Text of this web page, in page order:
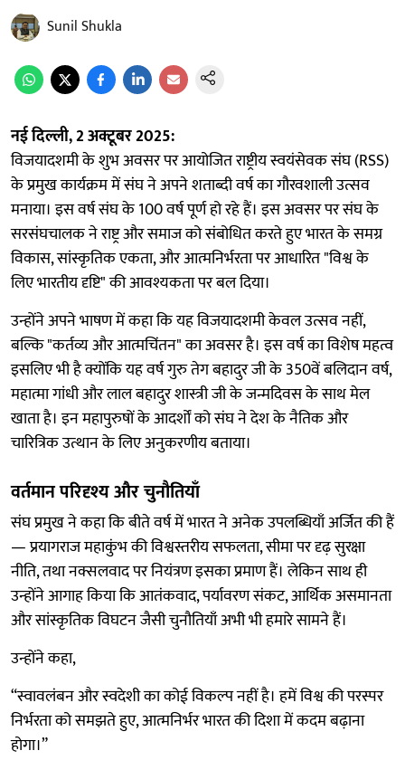
Sunil Shukla
नई दिल्ली, 2 अक्टूबर 2025:
विजयादशमी के शुभ अवसर पर आयोजित राष्ट्रीय स्वयंसेवक संघ (RSS)
के प्रमुख कार्यक्रम में संघ ने अपने शताब्दी वर्ष का गौरवशाली उत्सव
मनाया। इस वर्ष संघ के 100 वर्ष पूर्ण हो रहे हैं। इस अवसर पर संघ के
सरसंघचालक ने राष्ट्र और समाज को संबोधित करते हुए भारत के समग्र
विकास, सांस्कृतिक एकता, और आत्मनिर्भरता पर आधारित "विश्व के
लिए भारतीय दृष्टि" की आवश्यकता पर बल दिया।
उन्होंने अपने भाषण में कहा कि यह विजयादशमी केवल उत्सव नहीं,
बल्कि "कर्तव्य और आत्मचिंतन" का अवसर है। इस वर्ष का विशेष महत्व
इसलिए भी है क्योंकि यह वर्ष गुरु तेग बहादुर जी के 350वें बलिदान वर्ष,
महात्मा गांधी और लाल बहादुर शास्त्री जी के जन्मदिवस के साथ मेल
खाता है। इन महापुरुषों के आदर्शों को संघ ने देश के नैतिक और
चारित्रिक उत्थान के लिए अनुकरणीय बताया।
वर्तमान परिदृश्य और चुनौतियाँ
संघ प्रमुख ने कहा कि बीते वर्ष में भारत ने अनेक उपलब्धियाँ अर्जित की हैं
— प्रयागराज महाकुंभ की विश्वस्तरीय सफलता, सीमा पर दृढ़ सुरक्षा
नीति, तथा नक्सलवाद पर नियंत्रण इसका प्रमाण हैं। लेकिन साथ ही
उन्होंने आगाह किया कि आतंकवाद, पर्यावरण संकट, आर्थिक असमानता
और सांस्कृतिक विघटन जैसी चुनौतियाँ अभी भी हमारे सामने हैं।
उन्होंने कहा,
“स्वावलंबन और स्वदेशी का कोई विकल्प नहीं है। हमें विश्व की परस्पर
निर्भरता को समझते हुए, आत्मनिर्भर भारत की दिशा में कदम बढ़ाना
होगा।”